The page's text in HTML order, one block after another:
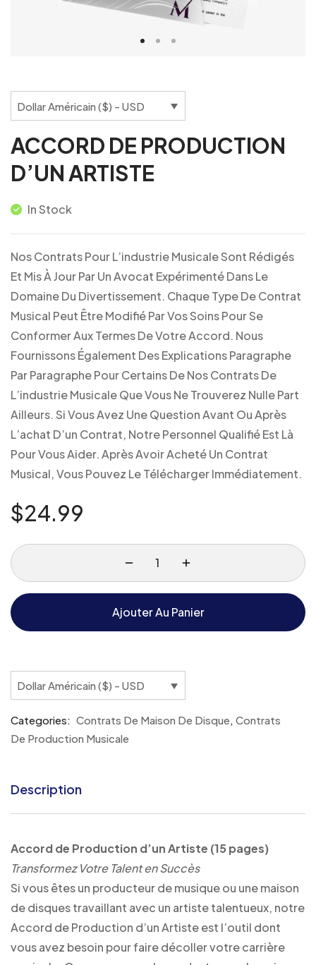
Dollar Américain ($) - USD
ACCORD DE PRODUCTION
D’UN ARTISTE
In Stock
Nos Contrats Pour L’industrie Musicale Sont Rédigés
Et Mis À Jour Par Un Avocat Expérimenté Dans Le
Domaine Du Divertissement. Chaque Type De Contrat
Musical Peut Être Modifié Par Vos Soins Pour Se
Conformer Aux Termes De Votre Accord. Nous
Fournissons Également Des Explications Paragraphe
Par Paragraphe Pour Certains De Nos Contrats De
L’industrie Musicale Que Vous Ne Trouverez Nulle Part
Ailleurs. Si Vous Avez Une Question Avant Ou Après
L’achat D’un Contrat, Notre Personnel Qualifié Est Là
Pour Vous Aider. Après Avoir Acheté Un Contrat
Musical, Vous Pouvez Le Télécharger Immédiatement.
$24.99
Ajouter Au Panier
Dollar Américain ($) - USD
Categories: Contrats De Maison De Disque, Contrats
De Production Musicale
Description
Accord de Production d’un Artiste (15 pages)
Transformez Votre Talent en Succès
Si vous êtes un producteur de musique ou une maison
de disques travaillant avec un artiste talentueux, notre
Accord de Production d’un Artiste est l’outil dont
vous avez besoin pour faire décoller votre carrière